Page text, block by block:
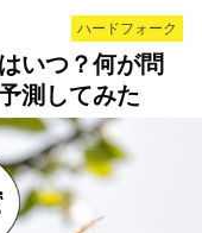
ハードフォーク
いつ？何が問
測してみた